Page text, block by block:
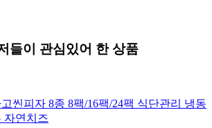
들이 관심있어 한 상품
씬피자 8종 8팩/16팩/24팩 식단관리 냉동
자연치즈